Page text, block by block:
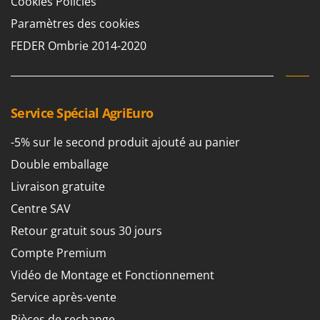
Pulvérisateurs
Pulvérisateurs portés
Râpes à fromage électriques
Remplisseuses
Robots nettoyeurs de piscine
Robots Tondeuses
Rouleaux pour tracteur
S
Scies à os
Scies à Ruban
Helvi
Henx
HiKOKI
Honda
I
Idromatic
Il-Tec
Imperia
Paramètres des cookies
FEDER Ombrie 2014-2020
Service Spécial AgriEuro
-5% sur le second produit ajouté au panier
Double emballage
Livraison gratuite
Centre SAV
Retour gratuit sous 30 jours
Compte Premium
Vidéo de Montage et Fonctionnement
Service après-vente